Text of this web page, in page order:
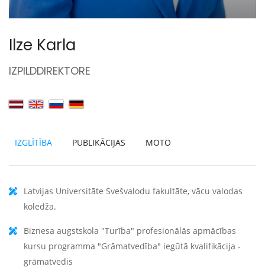
Ilze Karla
IZPILDDIREKTORE
IZGLĪTĪBA PUBLIKĀCIJAS MOTO
Latvijas Universitāte Svešvalodu fakultāte, vācu valodas
koledža.
Biznesa augstskola "Turība" profesionālās apmācības
kursu programma "Grāmatvedība" iegūtā kvalifikācija -
grāmatvedis